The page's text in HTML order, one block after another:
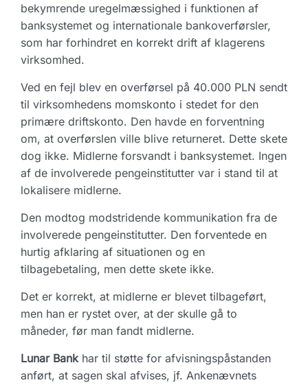
bekymrende uregelmæssighed i funktionen af
banksystemet og internationale bankoverførsler,
som har forhindret en korrekt drift af klagerens
virksomhed.
Ved en fejl blev en overførsel på 40.000 PLN sendt
til virksomhedens momskonto i stedet for den
primære driftskonto. Den havde en forventning
om, at overførslen ville blive returneret. Dette skete
dog ikke. Midlerne forsvandt i banksystemet. Ingen
af de involverede pengeinstitutter var i stand til at
lokalisere midlerne.
Den modtog modstridende kommunikation fra de
involverede pengeinstitutter. Den forventede en
hurtig afklaring af situationen og en
tilbagebetaling, men dette skete ikke.
Det er korrekt, at midlerne er blevet tilbageført,
men han er rystet over, at der skulle gå to
måneder, før man fandt midlerne.
Lunar Bank har til støtte for afvisningspåstanden
anført, at sagen skal afvises, jf. Ankenævnets